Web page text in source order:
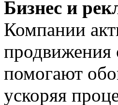
Бизнес и
Компании
продвижения
помогают
ускоряя